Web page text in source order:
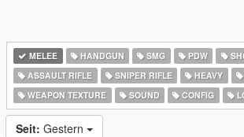
MELEE HANDGUN SMG PDW
ASSAULT RIFLE
SNIPER RIFLE HEAVY
WEAPON TEXTURE
SOUND CONFIG
Seit: Gestern